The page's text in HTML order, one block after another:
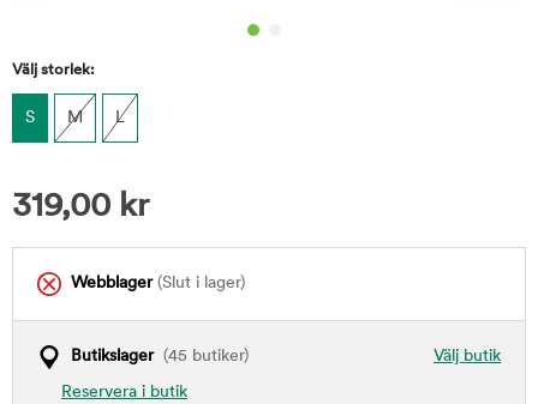
Välj storlek:
S M L
319,00 kr
Webblager(Slut i lager)
Välj butik
Butikslager(45 butiker)
Reservera i butik